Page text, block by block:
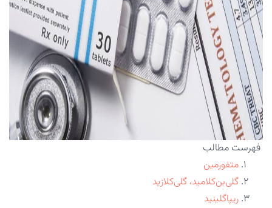
فهرست مطالب
متفورمین
گلی‌بن‌کلامید، گلی‌کلازید
ریپاگلینید